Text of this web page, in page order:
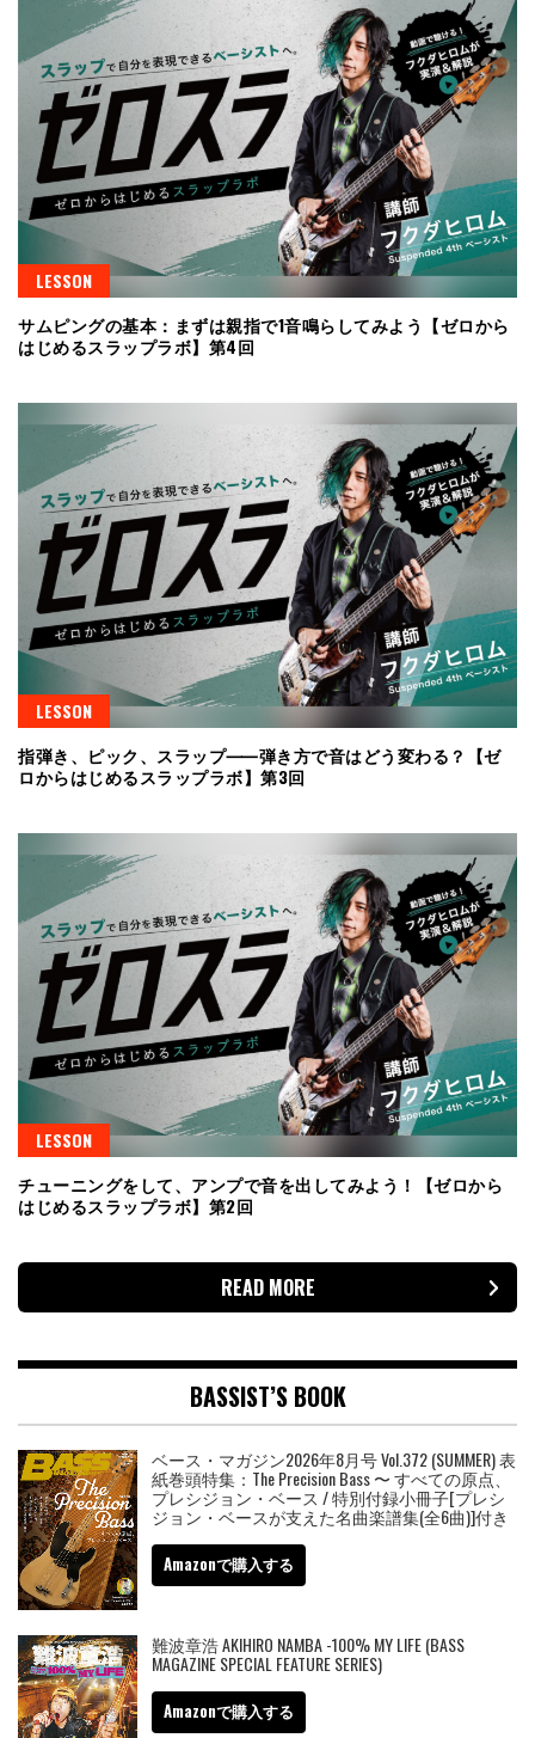
LESSON
サムピングの基本：まずは親指で1音鳴らしてみよう【ゼロから
はじめるスラップラボ】第4回
LESSON
指弾き、ピック、スラップ⸺弾き方で音はどう変わる？【ゼ
ロからはじめるスラップラボ】第3回
LESSON
チューニングをして、アンプで音を出してみよう！【ゼロから
はじめるスラップラボ】第2回
READ MORE
BASSIST’S BOOK
ベース・マガジン2026年8月号 Vol.372 (SUMMER) 表
紙巻頭特集：The Precision Bass 〜 すべての原点、
プレシジョン・ベース / 特別付録小冊子[プレシ
ジョン・ベースが支えた名曲楽譜集(全6曲)]付き
Amazonで購入する
難波章浩 AKIHIRO NAMBA -100% MY LIFE (BASS
MAGAZINE SPECIAL FEATURE SERIES)
Amazonで購入する